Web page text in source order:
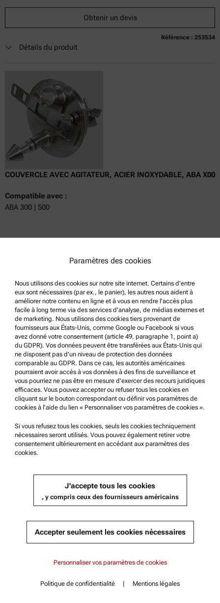
Obtenir un devis
Référence : 253534
Détails du produit
COUVERCLE AVEC AGITATEUR, ACIER INOXYDABLE, ABA X00
Compatible avec :
ABA 300 | 500
KIT D’ESSAI, ISO 13736 (ÉPROUVETTE, COUVERCLE, MULTI-
Compatible avec :
ABA 300 | 500
Obtenir un devis
Détails du produit
Paramètres des cookies
Nous utilisons des cookies sur notre site internet. Certains d'entre
eux sont nécessaires (par ex., le panier), les autres nous aident à
améliorer notre contenu en ligne et à vous en rendre l'accès plus
facile à long terme via des services d'analyse, de médias externes et
de marketing. Nous utilisons des cookies tiers provenant de
fournisseurs aux États-Unis, comme Google ou Facebook si vous
avez donné votre consentement (article 49, paragraphe 1, point a)
du GDPR). Vos données peuvent être transférées aux États-Unis qui
ne disposent pas d'un niveau de protection des données
comparable au GDPR. Dans ce cas, les autorités américaines
pourraient avoir accès à vos données à des fins de surveillance et
vous pourriez ne pas être en mesure d'exercer des recours juridiques
efficaces. Vous pouvez accepter ou refuser tous les cookies en
cliquant sur le bouton correspondant ou définir vos paramètres de
cookies à l'aide du lien « Personnaliser vos paramètres de cookies ».
Si vous refusez tous les cookies, seuls les cookies techniquement
nécessaires seront utilisés. Vous pouvez également retirer votre
consentement ultérieurement en accédant aux paramètres des
cookies.
J'accepte tous les cookies
, y compris ceux des fournisseurs américains
Accepter seulement les cookies nécessaires
Personnaliser vos paramètres de cookies
Politique de confidentialité | Mentions légales
Caractéristiques principales
ABA 500
Contact Table des matières